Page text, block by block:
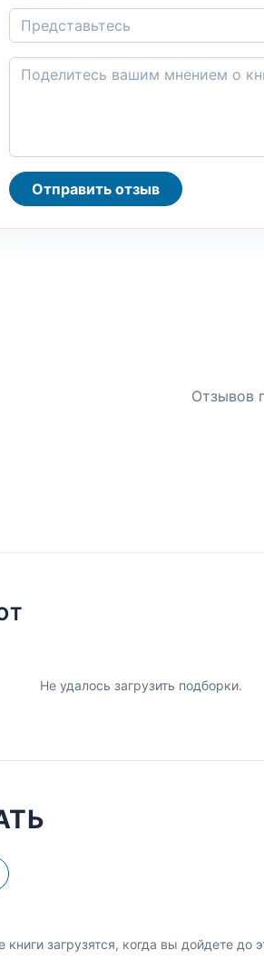
Отправить отзыв
Отзывов
Не удалось загрузить подборки.
книги загрузятся, когда вы дойдете до